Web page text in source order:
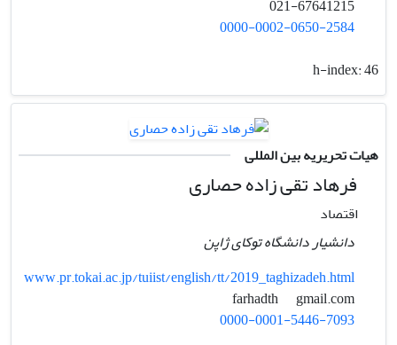
0000-0002-0650-2584
h-index:46
هیات تحریریه بین المللی
فرهاد تقی زاده حصاری
اقتصاد
دانشیار دانشگاه توکای ژاپن
www.pr.tokai.ac.jp/tuiist/english/tt/2019_taghizadeh.html
gmail.com
0000-0001-5446-7093